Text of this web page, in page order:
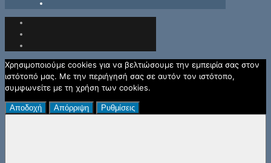
Χρησιμοποιούμε cookies για να βελτιώσουμε την εμπειρία σας στον
ιστότοπό μας. Με την περιήγησή σας σε αυτόν τον ιστότοπο,
συμφωνείτε με τη χρήση των cookies.
Αποδοχή Απόρριψη Ρυθμίσεις